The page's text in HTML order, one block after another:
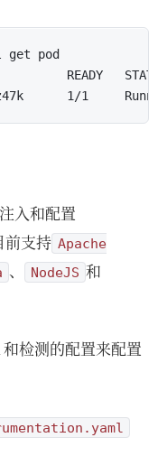
get pod
STATUS
入和配置
支持 Apache
、 NodeJS 和
检测的配置来配置